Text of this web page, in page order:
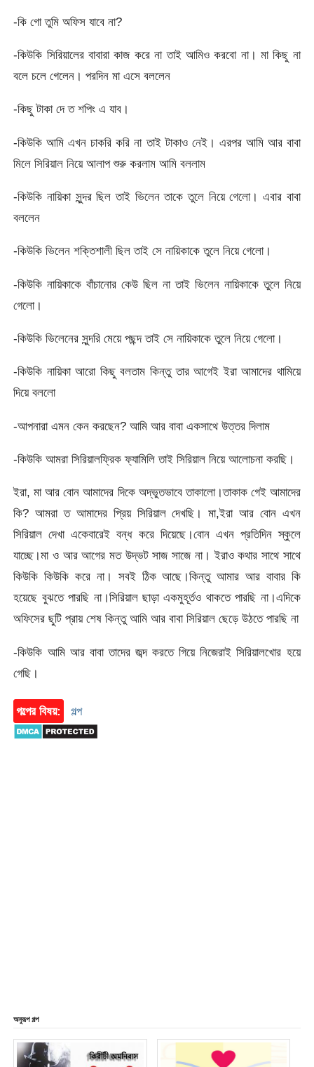
-কি গো তুমি অফিস যাবে না?
-কিউকি সিরিয়ালের বাবারা কাজ করে না তাই আমিও করবো না। মা কিছু না
বলে চলে গেলেন। পরদিন মা এসে বললেন
-কিছু টাকা দে ত শপিং এ যাব।
-কিউকি আমি এখন চাকরি করি না তাই টাকাও নেই। এরপর আমি আর বাবা
মিলে সিরিয়াল নিয়ে আলাপ শুরু করলাম আমি বললাম
-কিউকি নায়িকা সুন্দর ছিল তাই ভিলেন তাকে তুলে নিয়ে গেলো। এবার বাবা
বললেন
-কিউকি ভিলেন শক্তিশালী ছিল তাই সে নায়িকাকে তুলে নিয়ে গেলো।
-কিউকি নায়িকাকে বাঁচানোর কেউ ছিল না তাই ভিলেন নায়িকাকে তুলে নিয়ে
গেলো।
-কিউকি ভিলেনের সুন্দরি মেয়ে পছন্দ তাই সে নায়িকাকে তুলে নিয়ে গেলো।
-কিউকি নায়িকা আরো কিছু বলতাম কিন্তু তার আগেই ইরা আমাদের থামিয়ে
দিয়ে বললো
-আপনারা এমন কেন করছেন? আমি আর বাবা একসাথে উত্তর দিলাম
-কিউকি আমরা সিরিয়ালফ্রিক ফ্যামিলি তাই সিরিয়াল নিয়ে আলোচনা করছি।
ইরা, মা আর বোন আমাদের দিকে অদ্ভুতভাবে তাকালো।তাকাক গেই আমাদের
কি? আমরা ত আমাদের প্রিয় সিরিয়াল দেখছি। মা,ইরা আর বোন এখন
সিরিয়াল দেখা একেবারেই বন্ধ করে দিয়েছে।বোন এখন প্রতিদিন স্কুলে
যাচ্ছে।মা ও আর আগের মত উদ্ভট সাজ সাজে না। ইরাও কথার সাথে সাথে
কিউকি কিউকি করে না। সবই ঠিক আছে।কিন্তু আমার আর বাবার কি
হয়েছে বুঝতে পারছি না।সিরিয়াল ছাড়া একমুহূর্তও থাকতে পারছি না।এদিকে
অফিসের ছুটি প্রায় শেষ কিন্তু আমি আর বাবা সিরিয়াল ছেড়ে উঠতে পারছি না
-কিউকি আমি আর বাবা তাদের জব্দ করতে গিয়ে নিজেরাই সিরিয়ালখোর হয়ে
গেছি।
গল্পের বিষয়: গল্প
অনুরূপ গল্প